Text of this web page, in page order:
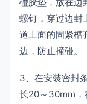
螺钉，穿过边封
道上面的固紧槽
边，防止撞碰。
3、在安装密封
长20～30mm，